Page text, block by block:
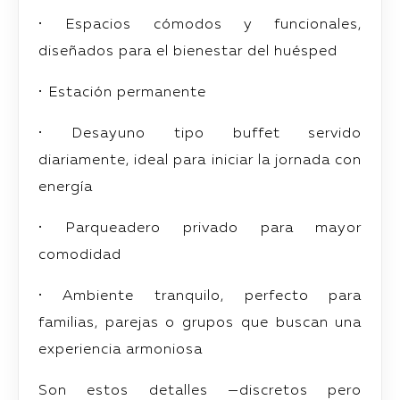
• Espacios cómodos y funcionales,
diseñados para el bienestar del huésped
• Estación permanente
• Desayuno tipo buffet servido
diariamente, ideal para iniciar la jornada con
energía
• Parqueadero privado para mayor
comodidad
• Ambiente tranquilo, perfecto para
familias, parejas o grupos que buscan una
experiencia armoniosa
Son estos detalles —discretos pero